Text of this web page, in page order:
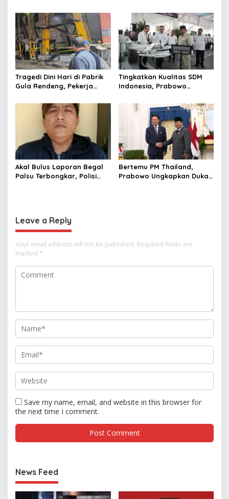
Waspadalah!
Tragedi Dini Hari di Pabrik
Gula Rendeng, Pekerja
Pengangkat Tebu
Tingkatkan Kualitas SDM
Indonesia, Prabowo
hingga Undang Universitas
Terbaik Dunia
Akal Bulus Laporan Begal
Palsu Terbongkar, Polisi
Bertemu PM Thailand,
Prabowo Ungkapkan Duka
Leave a Reply
Your email address will not be published. Required fields are
marked *
Save my name, email, and website in this browser for
the next time I comment.
News Feed